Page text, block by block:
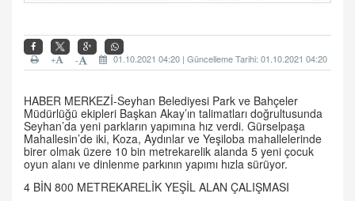
01.10.2021 04:20 | Güncelleme Tarihi: 01.10.2021 04:20
-
+
HABER MERKEZİ-Seyhan Belediyesi Park ve Bahçeler
Müdürlüğü ekipleri Başkan Akay’ın talimatları doğrultusunda
Seyhan’da yeni parkların yapımına hız verdi. Gürselpaşa
Mahallesin’de iki, Koza, Aydınlar ve Yeşiloba mahallelerinde
birer olmak üzere 10 bin metrekarelik alanda 5 yeni çocuk
oyun alanı ve dinlenme parkının yapımı hızla sürüyor.
4 BİN 800 METREKARELİK YEŞİL ALAN ÇALIŞMASI